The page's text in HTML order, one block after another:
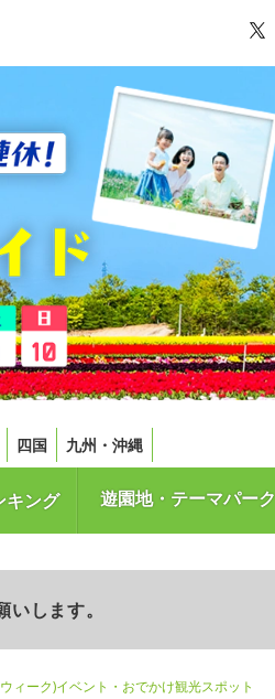
四国 九州・沖縄
ング 遊園地・テーマパーク
します。
ィーク)イベント・おでかけ観光スポット